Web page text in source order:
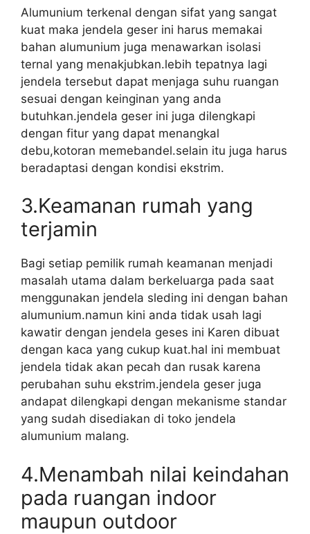
Alumunium terkenal dengan sifat yang sangat
kuat maka jendela geser ini harus memakai
bahan alumunium juga menawarkan isolasi
ternal yang menakjubkan.lebih tepatnya lagi
jendela tersebut dapat menjaga suhu ruangan
sesuai dengan keinginan yang anda
butuhkan.jendela geser ini juga dilengkapi
dengan fitur yang dapat menangkal
debu,kotoran memebandel.selain itu juga harus
beradaptasi dengan kondisi ekstrim.
3.Keamanan rumah yang
terjamin
Bagi setiap pemilik rumah keamanan menjadi
masalah utama dalam berkeluarga pada saat
menggunakan jendela sleding ini dengan bahan
alumunium.namun kini anda tidak usah lagi
kawatir dengan jendela geses ini Karen dibuat
dengan kaca yang cukup kuat.hal ini membuat
jendela tidak akan pecah dan rusak karena
perubahan suhu ekstrim.jendela geser juga
andapat dilengkapi dengan mekanisme standar
yang sudah disediakan di toko jendela
alumunium malang.
4.Menambah nilai keindahan
pada ruangan indoor
maupun outdoor